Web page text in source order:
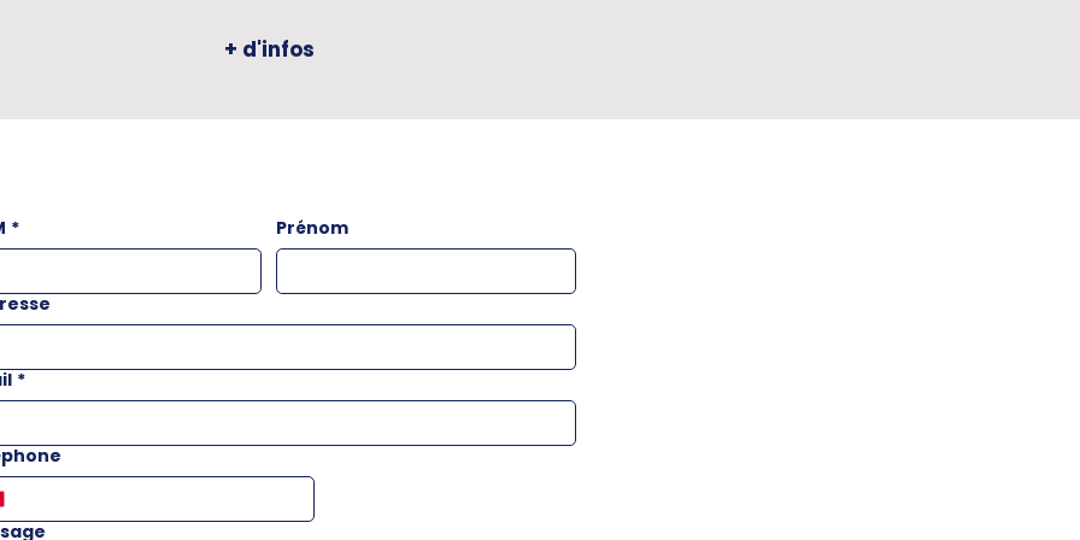
+ d'infos
* Prénom
*